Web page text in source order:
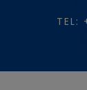
TEL: